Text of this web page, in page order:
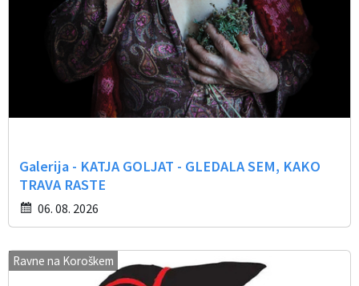
Galerija - KATJA GOLJAT - GLEDALA SEM, KAKO
TRAVA RASTE
06. 08. 2026
Ravne na Koroškem